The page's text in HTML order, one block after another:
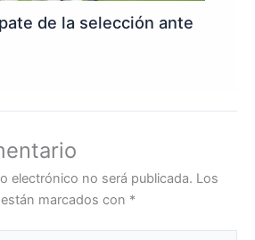
de la selección ante
electrónico no será publicada. Los
marcados con *